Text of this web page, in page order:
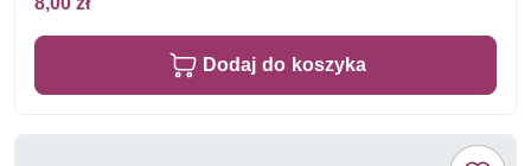
Dodaj do koszyka